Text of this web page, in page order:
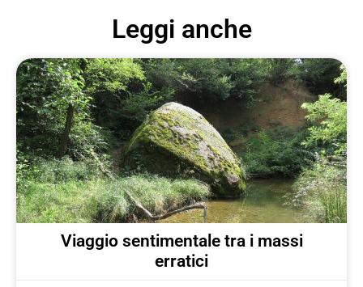
Leggi anche
Viaggio sentimentale tra i massi
erratici